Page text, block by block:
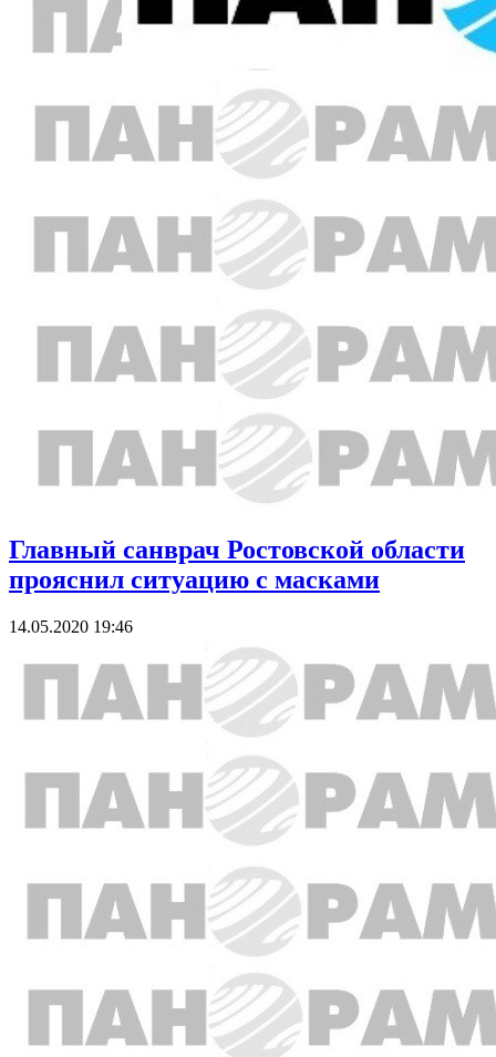
Главный санврач Ростовской области
прояснил ситуацию с масками
14.05.2020 19:46